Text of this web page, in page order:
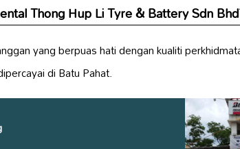
Thong Hup Li Tyre & Battery Sdn
yang berpuas hati dengan kualiti
di Batu Pahat.